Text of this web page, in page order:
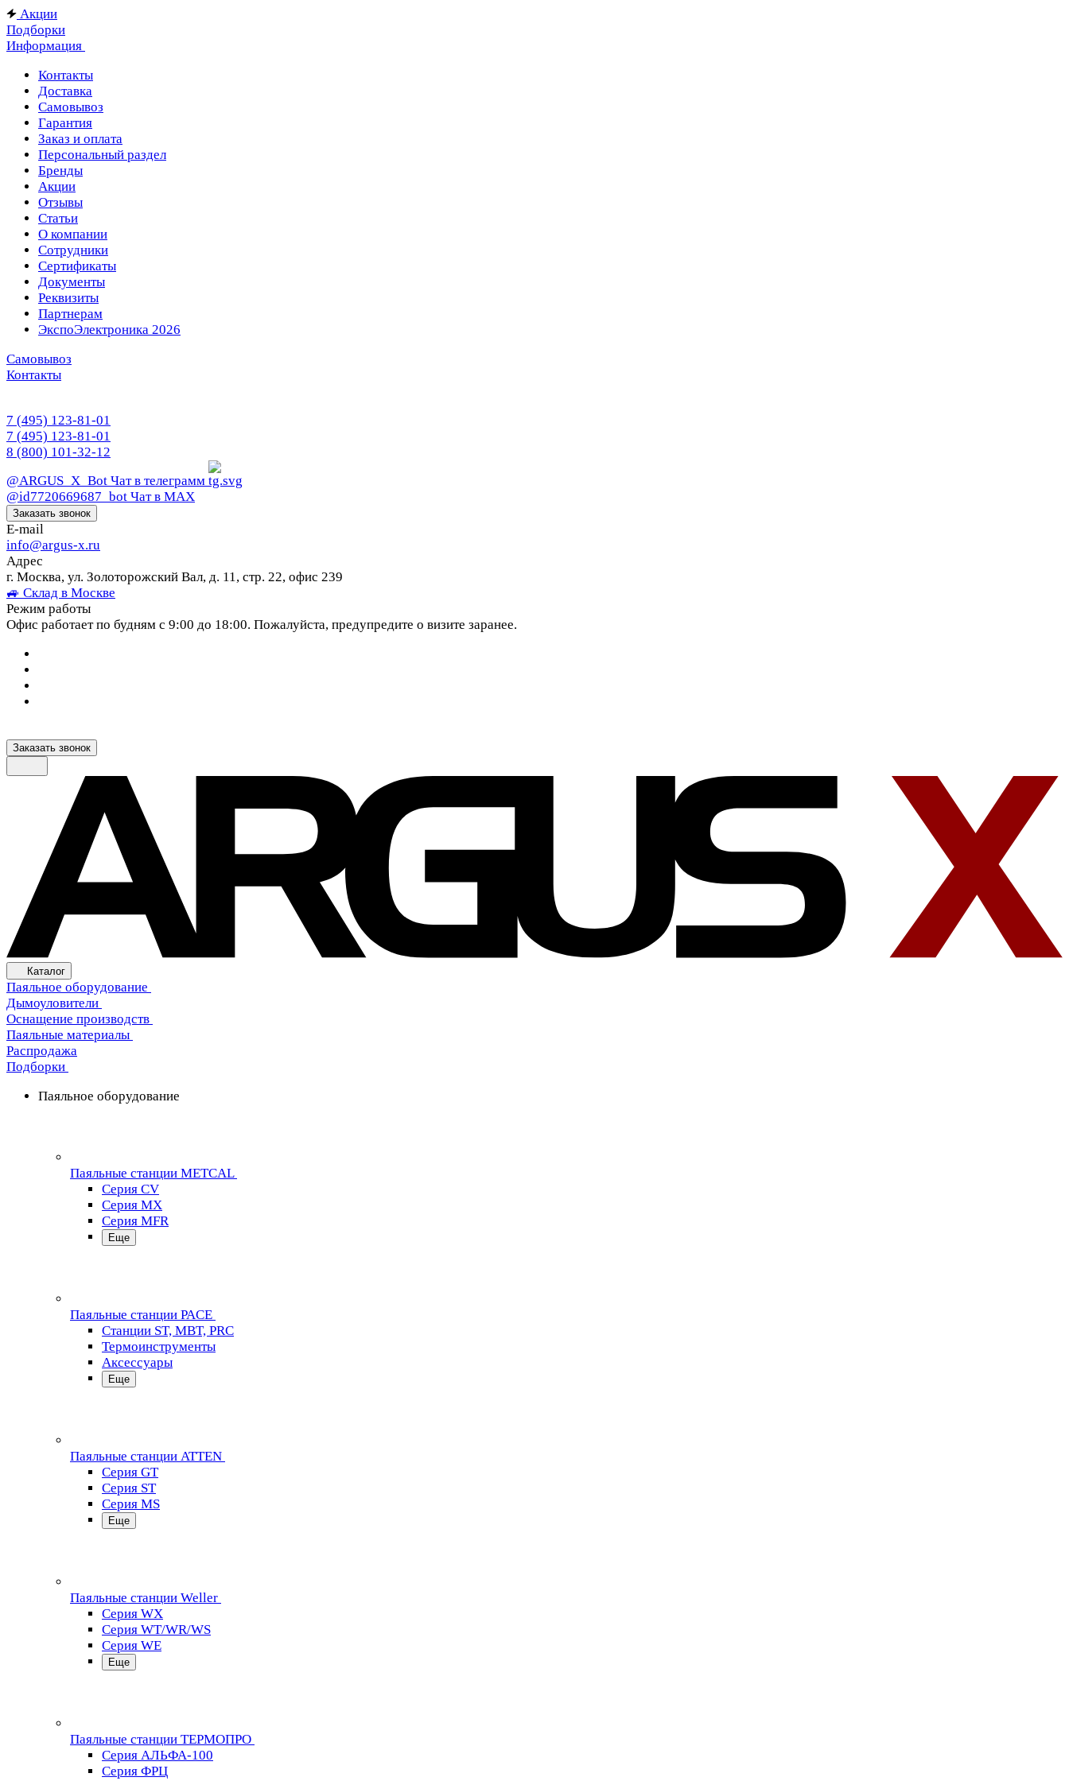
Акции
Подборки
Информация
Контакты
Доставка
Самовывоз
Гарантия
Заказ и оплата
Персональный раздел
Бренды
Акции
Отзывы
Статьи
О компании
Сотрудники
Сертификаты
Документы
Реквизиты
Партнерам
ЭкспоЭлектроника 2026
Самовывоз
Контакты
7 (495) 123-81-01
7 (495) 123-81-01
8 (800) 101-32-12
@ARGUS_X_Bot Чат в телеграмм
@id7720669687_bot Чат в МАХ
Заказать звонок
E-mail
info@argus-x.ru
Адрес
г. Москва, ул. Золоторожский Вал, д. 11, стр. 22, офис 239
🚙 Склад в Москве
Режим работы
Офис работает по будням с 9:00 до 18:00. Пожалуйста, предупредите о визите заранее.
Заказать звонок
Каталог
Паяльное оборудование
Дымоуловители
Оснащение производств
Паяльные материалы
Распродажа
Подборки
Паяльное оборудование
Паяльные станции METCAL
Серия CV
Серия MX
Серия MFR
Еще
Паяльные станции PACE
Станции ST, MBT, PRC
Термоинструменты
Аксессуары
Еще
Паяльные станции ATTEN
Серия GT
Серия ST
Серия MS
Еще
Паяльные станции Weller
Серия WX
Серия WT/WR/WS
Серия WE
Еще
Паяльные станции ТЕРМОПРО
Серия АЛЬФА-100
Серия ФРЦ